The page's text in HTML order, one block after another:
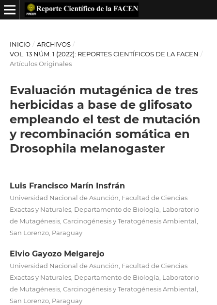
INICIO / ARCHIVOS /
VOL. 13 NÚM. 1 (2022): REPORTES CIENTÍFICOS DE LA FACEN /
Artículos Originales
Evaluación mutagénica de tres
herbicidas a base de glifosato
empleando el test de mutación
y recombinación somática en
Drosophila melanogaster
Luis Francisco Marín Insfrán
Universidad Nacional de Asunción, Facultad de Ciencias
Exactas y Naturales, Departamento de Biología, Laboratorio
de Mutagénesis, Carcinogénesis y Teratogénesis Ambiental,
San Lorenzo, Paraguay
Elvio Gayozo Melgarejo
Universidad Nacional de Asunción, Facultad de Ciencias
Exactas y Naturales, Departamento de Biología, Laboratorio
de Mutagénesis, Carcinogénesis y Teratogénesis Ambiental,
San Lorenzo, Paraguay